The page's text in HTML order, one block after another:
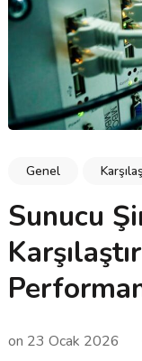
Genel
Sunucu
on 23 Ocak 2026